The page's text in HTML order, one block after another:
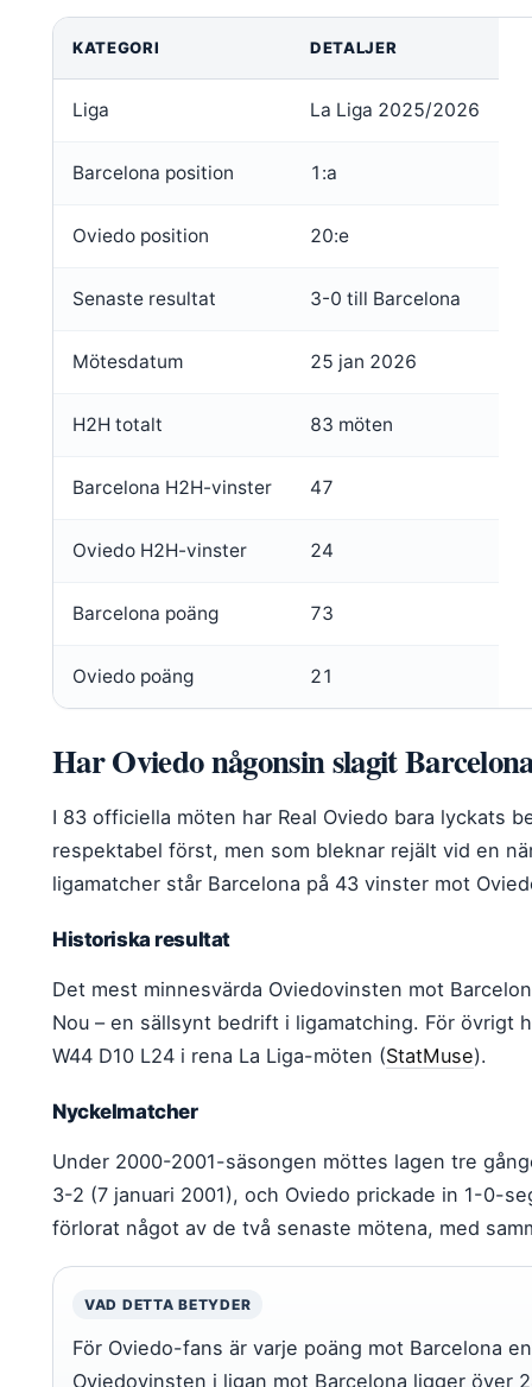
KATEGORI DETALJER
Liga La Liga 2025/2026
Barcelona position 1:a
Oviedo position 20:e
Senaste resultat 3-0 till Barcelona
Mötesdatum 25 jan 2026
H2H totalt 83 möten
Barcelona H2H-vinster 47
Oviedo H2H-vinster 24
Barcelona poäng 73
Oviedo poäng 21
Har Oviedo någonsin slagit
I 83 officiella möten har Real Oviedo bara lyckats
respektabel först, men som bleknar rejält vid en
ligamatcher står Barcelona på 43 vinster mot
Historiska resultat
Det mest minnesvärda Oviedovinsten mot
Nou – en sällsynt bedrift i ligamatching. För övrigt
W44 D10 L24 i rena La Liga-möten (StatMuse).
Nyckelmatcher
Under 2000-2001-säsongen möttes lagen tre
3-2 (7 januari 2001), och Oviedo prickade in 1-0-
förlorat något av de två senaste mötena, med
VAD DETTA BETYDER
För Oviedo-fans är varje poäng mot Barcelona
Oviedovinsten i ligan mot Barcelona ligger över